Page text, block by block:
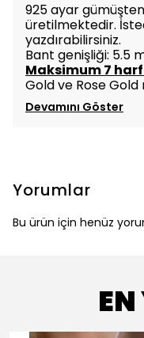
925 ayar
üretilmektedir.
yazdırabilirsiniz.
Bant genişliği: 5.5
Maksimum 7
Gold ve Rose Gold
Devamını Göster
Yorumlar
Bu ürün için henüz